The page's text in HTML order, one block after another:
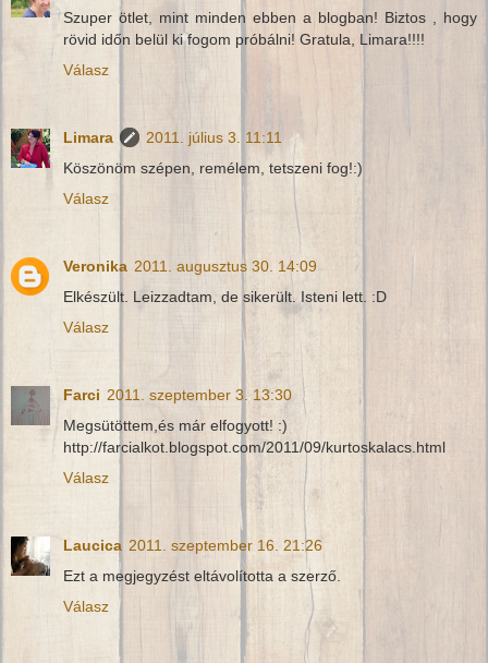
Szuper ötlet, mint minden ebben a blogban! Biztos , hogy
rövid időn belül ki fogom próbálni! Gratula, Limara!!!!
Válasz
Limara
2011. július 3. 11:11
Köszönöm szépen, remélem, tetszeni fog!:)
Válasz
Veronika 2011. augusztus 30. 14:09
Elkészült. Leizzadtam, de sikerült. Isteni lett. :D
Válasz
Farci 2011. szeptember 3. 13:30
Megsütöttem,és már elfogyott! :)
http://farcialkot.blogspot.com/2011/09/kurtoskalacs.html
Válasz
Laucica 2011. szeptember 16. 21:26
Ezt a megjegyzést eltávolította a szerző.
Válasz